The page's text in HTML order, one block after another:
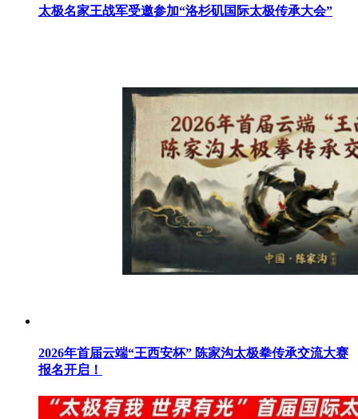
太极名家王战军受邀参加“洛杉矶国际太极传承大会”
2026年首届云端“王西安杯” 陈家沟太极拳传承交流大赛
报名开启！